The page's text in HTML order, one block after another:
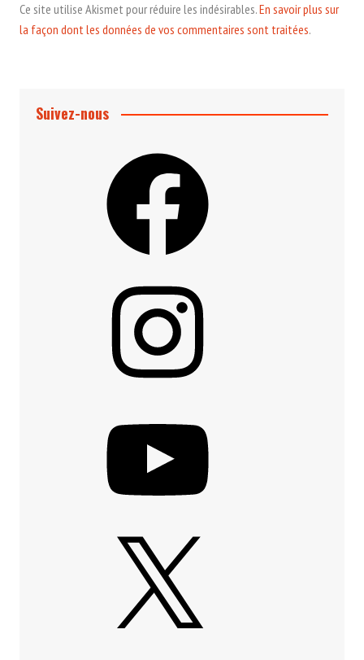
Ce site utilise Akismet pour réduire les indésirables.En savoir plus sur
la façon dont les données de vos commentaires sont traitées.
Suivez-nous